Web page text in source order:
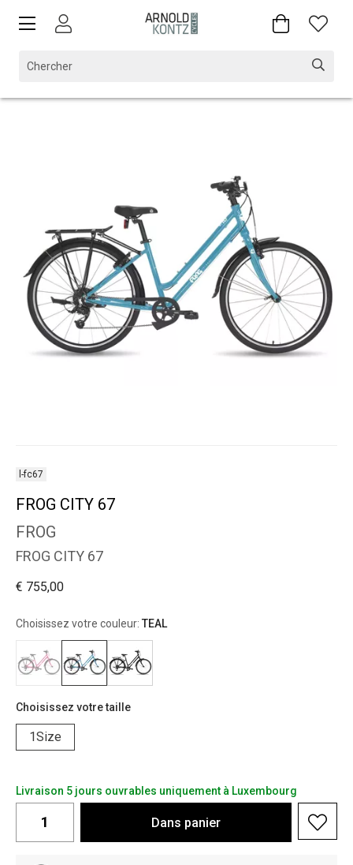
l-fc67
FROG CITY 67
FROG
FROG CITY 67
€ 755,00
Choisissez votre couleur: TEAL
Choisissez votre taille
1Size
Livraison 5 jours ouvrables uniquement à Luxembourg
Dans panier